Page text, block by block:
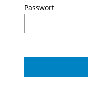
Passwort